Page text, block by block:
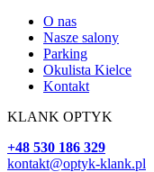
O nas
Nasze salony
Parking
Okulista Kielce
Kontakt
KLANK OPTYK
+48 530 186 329
kontakt@optyk-klank.pl